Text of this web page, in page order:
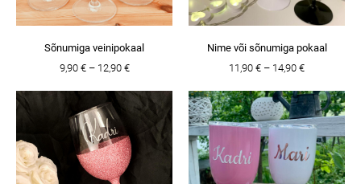
Sõnumiga veinipokaal
9,90 € – 12,90 €
Nime või sõnumiga pokaal
11,90 € – 14,90 €